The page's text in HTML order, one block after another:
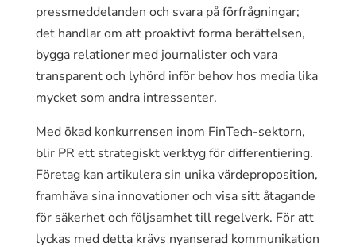
pressmeddelanden och svara på förfrågningar;
det handlar om att proaktivt forma berättelsen,
bygga relationer med journalister och vara
transparent och lyhörd inför behov hos media lika
mycket som andra intressenter.
Med ökad konkurrensen inom FinTech-sektorn,
blir PR ett strategiskt verktyg för differentiering.
Företag kan artikulera sin unika värdeproposition,
framhäva sina innovationer och visa sitt åtagande
för säkerhet och följsamhet till regelverk. För att
lyckas med detta krävs nyanserad kommunikation